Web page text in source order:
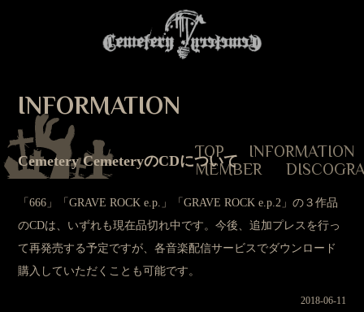
TOP
INFORMATION
MEMBER
INFORMATION
Cemetery CemeteryのCDについて
「666」「GRAVE ROCK e.p.」「GRAVE ROCK e.p.2」の３作品
のCDは、いずれも現在品切れ中です。今後、追加プレスを行っ
て再発売する予定ですが、各音楽配信サービスでダウンロード
購入していただくことも可能です。
2018-06-11